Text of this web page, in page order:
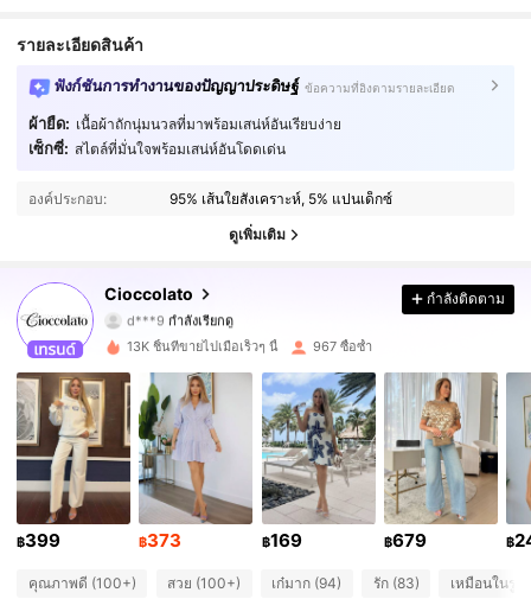
รายละเอียดสินค้า
ฟังก์ชันการทำงานของปัญญาประดิษฐ์ ข้อความที่อิงตามรายละเอียด
ผ้ายืด: เนื้อผ้าถักนุ่มนวลที่มาพร้อมเสน่ห์อันเรียบง่าย
เซ็กซี่: สไตล์ที่มั่นใจพร้อมเสน่ห์อันโดดเด่น
องค์ประกอบ: 95% เส้นใยสังเคราะห์, 5% แปนเด็กซ์
ดูเพิ่มเติม
Cioccolato
11K ผู้ติดตาม
4.84
11K ผู้ติดตาม
4.84 11K ผู้ติดตาม
4.84 11K ผู้ติดตาม
4.84 11K ผู้ติดตาม
4.84 11K ผู้ติดตาม
กำลังติดตาม
13K ชิ้นที่ขายไปเมื่อเร็วๆ นี้ 967 ซื้อซ้ำ
฿399 ฿373 ฿169 ฿679 ฿
คุณภาพดี (100+) สวย (100+) เก๋มาก (94) รัก (83) เหมือนในรูป